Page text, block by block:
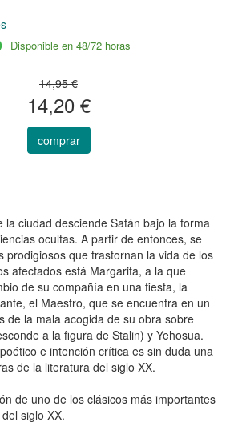
Disponible en 48/72 horas
14,95 €
14,20 €
comprar
la ciudad desciende Satán bajo la forma
ocultas. A partir de entonces, se
prodigiosos que trastornan la vida de los
afectados está Margarita, a la que
de su compañía en una fiesta, la
el Maestro, que se encuentra en un
de la mala acogida de su obra sobre
a la figura de Stalin) y Yehosua.
e intención crítica es sin duda una
de la literatura del siglo XX.
de uno de los clásicos más importantes
siglo XX.